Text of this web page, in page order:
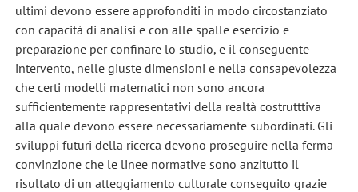
ultimi devono essere approfonditi in modo circostanziato
con capacità di analisi e con alle spalle esercizio e
preparazione per confinare lo studio, e il conseguente
intervento, nelle giuste dimensioni e nella consapevolezza
che certi modelli matematici non sono ancora
sufficientemente rappresentativi della realtà costrutttiva
alla quale devono essere necessariamente subordinati. Gli
sviluppi futuri della ricerca devono proseguire nella ferma
convinzione che le linee normative sono anzitutto il
risultato di un atteggiamento culturale conseguito grazie